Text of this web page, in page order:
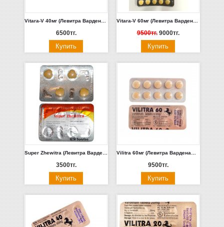
Vitara-V 40мг (Левитра Варденафил 10шт) Индия
6500тг.
Vitara-V 60мг (Левитра Варденафил 10шт) Индия
9500тг. 9000тг.
Super Zhewitra (Левитра Варденафил 20мг+Дапоксетин 60мг 4шт) Индия
3500тг. 9500тг.